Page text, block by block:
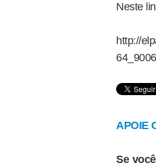
Neste
http://
APOIE
Se